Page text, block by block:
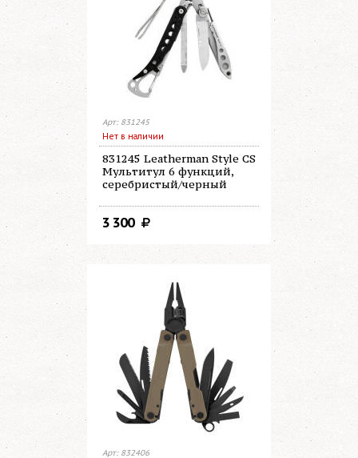
Арт: 831245
Нет в наличии
831245 Leatherman Style CS
Мультитул 6 функций,
серебристый/черный
3 300
Арт: 832406